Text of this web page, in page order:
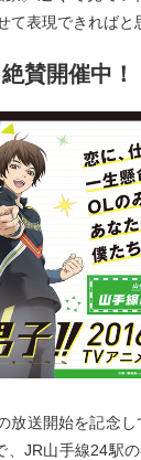
て表現できればと
賛開催中！
放送開始を記念
、JR山手線24駅